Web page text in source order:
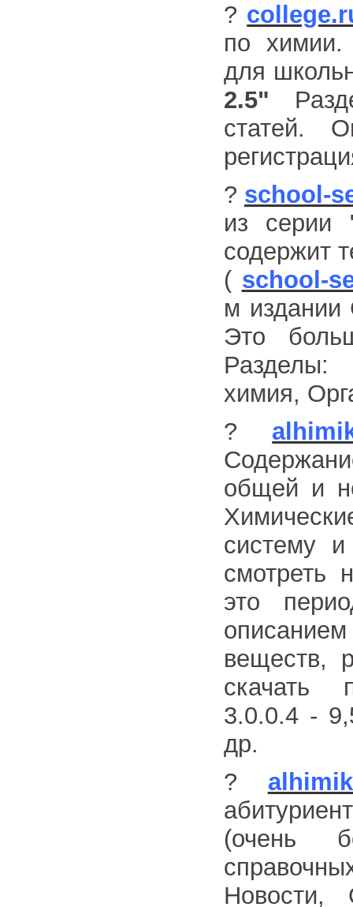
?
по
для
2.5"
статей.
? school-
из серии
содержит
( school-
м
Это
Разделы:
химия,
?
общей и
систему
смотреть
это
веществ,
скачать
3.0.0.4 -
др.
?
(очень
Новости,